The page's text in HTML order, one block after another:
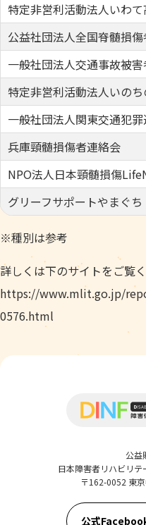
特定非営利活動法人いわ
公益社団法人全国脊髄損
一般社団法人交通事故被
特定非営利活動法人いの
一般社団法人関東交通犯
兵庫頸髄損傷者連絡会
NPO法人日本頸髄損傷
グリーフサポートやまぐち
※種別は参考
詳しくは下のサイトをご覧
https://www.mlit.go.jp/
0576.html
公益
日本障害者リハビリ
〒162-0052 東
公式